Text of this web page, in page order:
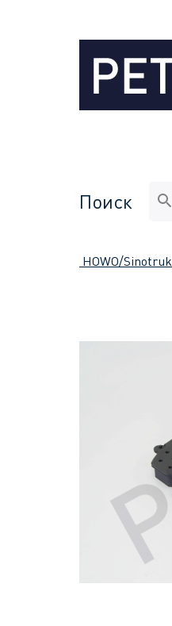
Поиск
HOWO/Sinotruk